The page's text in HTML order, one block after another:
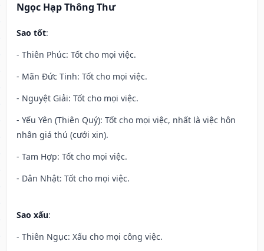
Ngọc Hạp Thông Thư
Sao tốt:
- Thiên Phúc: Tốt cho mọi việc.
- Mãn Đức Tinh: Tốt cho mọi việc.
- Nguyệt Giải: Tốt cho mọi việc.
- Yếu Yên (Thiên Quý): Tốt cho mọi việc, nhất là việc hôn
nhân giá thú (cưới xin).
- Tam Hợp: Tốt cho mọi việc.
- Dân Nhật: Tốt cho mọi việc.
Sao xấu:
- Thiên Ngục: Xấu cho mọi công việc.